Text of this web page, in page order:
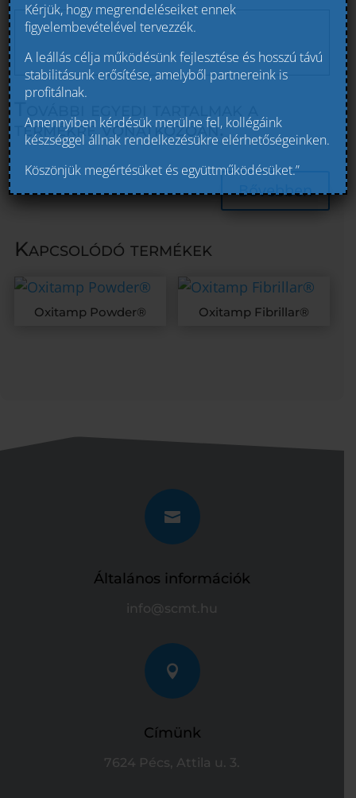
termékre vonatkozóan:
Bővebben
Kapcsolódó termékek
Oxitamp Powder® Oxitamp Fibrillar®

Általános információk
info@scmt.hu

Címünk
7624 Pécs, Attila u. 3.
Kérjük, hogy megrendeléseiket ennek
figyelembevételével tervezzék.
A leállás célja működésünk fejlesztése és hosszú távú
stabilitásunk erősítése, amelyből partnereink is
profitálnak.
Amennyiben kérdésük merülne fel, kollégáink
készséggel állnak rendelkezésükre elérhetőségeinken.
Köszönjük megértésüket és együttműködésüket.”